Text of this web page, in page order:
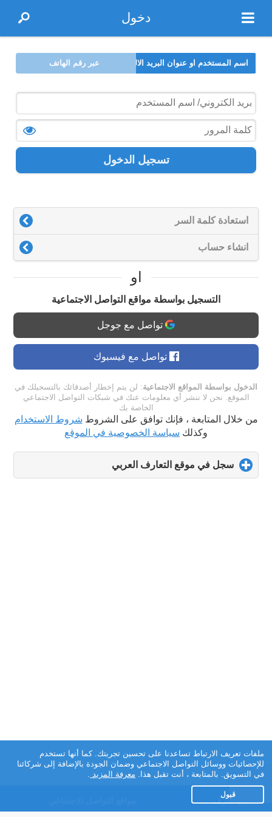
دخول
اسم المستخدم او عنوان البريد الالكتروني عبر رقم الهاتف
تسجيل الدخول
استعادة كلمة السر
انشاء حساب
او
التسجيل بواسطة مواقع التواصل الاجتماعية
تواصل مع جوجل
تواصل مع فيسبوك
الدخول بواسطة المواقع الاجتماعية: لن يتم إخطار أصدقائك بالتسجيلك في
الموقع. نحن لا ننشر أي معلومات عنك في شبكات التواصل الاجتماعي
الخاصة بك
من خلال المتابعة ، فإنك توافق على الشروط شروط الاستخدام
وكذلك سياسة الخصوصية في الموقع
سجل في موقع التعارف العربي
to
تطبيق تعارف
ملفات تعريف الارتباط تساعدنا على تحسين تجربتك. كما أنها تستخدم
للإحصائيات ووسائل التواصل الاجتماعي وضمان الجودة بالإضافة إلى شركائنا
في التسويق. بالمتابعة ، أنت تقبل هذا. معرفة المزيد .
قبول